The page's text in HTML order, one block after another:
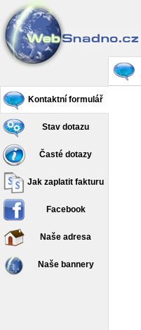
Kontaktní formulář
Stav dotazu
Časté dotazy
Jak zaplatit fakturu
Facebook
Naše adresa
Naše bannery